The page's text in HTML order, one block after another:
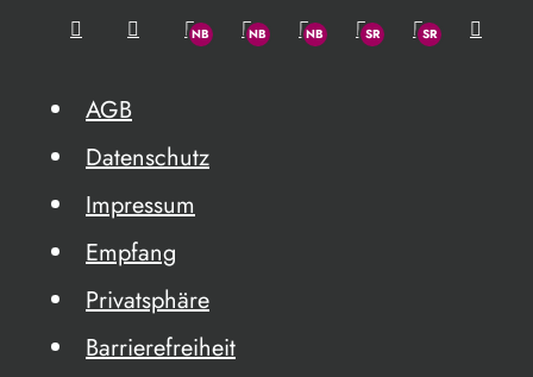
AGB
Datenschutz
Impressum
Empfang
Privatsphäre
Barrierefreiheit